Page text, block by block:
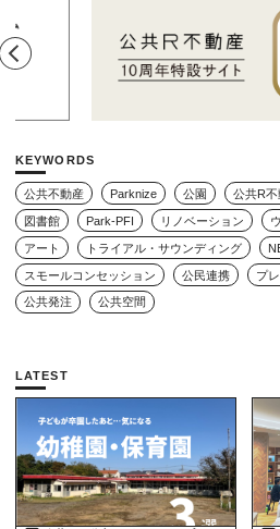
KEYWORDS
公共不動産 Parknize 公園 公共R
図書館 Park-PFI リノベーション
アート トライアル・サウンディング
スモールコンセッション 公民連携 プ
公共発注 公共空間
LATEST